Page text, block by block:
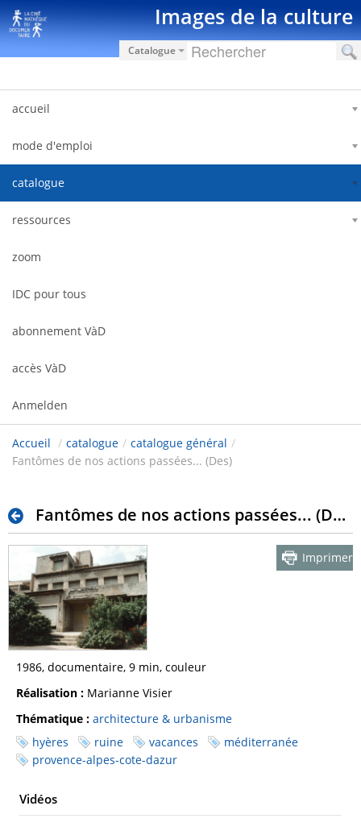
Zum Inhalt wechseln Images de la culture
Catalogue
accueil
mode d'emploi
catalogue
ressources
zoom
IDC pour tous
abonnement VàD
accès VàD
Anmelden
Accueil / catalogue / catalogue général /
Fantômes de nos actions passées... (Des)
Fantômes de nos actions passées... (Des)
Imprimer
1986, documentaire, 9 min, couleur
Réalisation : Marianne Visier
Thématique : architecture & urbanisme
hyères
ruine vacances
méditerranée
provence-alpes-cote-dazur
Vidéos